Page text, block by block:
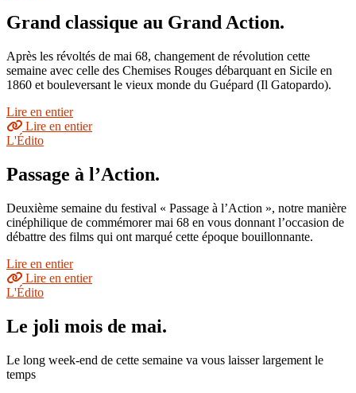
Grand classique au Grand Action.
Après les révoltés de mai 68, changement de révolution cette
semaine avec celle des Chemises Rouges débarquant en Sicile en
1860 et bouleversant le vieux monde du Guépard (Il Gatopardo).
Lire en entier
Lire en entier
L'Édito
Passage à l’Action.
Deuxième semaine du festival « Passage à l’Action », notre manière
cinéphilique de commémorer mai 68 en vous donnant l’occasion de
débattre des films qui ont marqué cette époque bouillonnante.
Lire en entier
Lire en entier
L'Édito
Le joli mois de mai.
Le long week-end de cette semaine va vous laisser largement le
temps